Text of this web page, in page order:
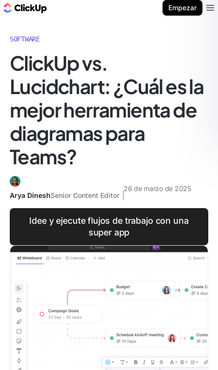
Empezar
SOFTWARE
ClickUp vs.
Lucidchart: ¿Cuál es la
mejor herramienta de
diagramas para
Teams?
Arya DineshSenior Content Editor
26 de marzo de 2025
Idee y ejecute flujos de trabajo con una
super app